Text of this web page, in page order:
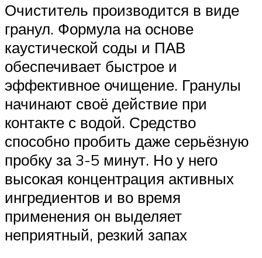
Очиститель производится в виде
гранул. Формула на основе
каустической соды и ПАВ
обеспечивает быстрое и
эффективное очищение. Гранулы
начинают своё действие при
контакте с водой. Средство
способно пробить даже серьёзную
пробку за 3-5 минут. Но у него
высокая концентрация активных
ингредиентов и во время
применения он выделяет
неприятный, резкий запах